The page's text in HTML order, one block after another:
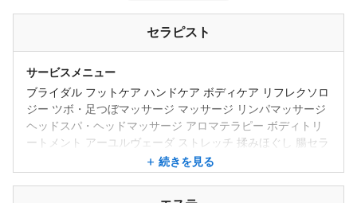
セラピスト
サービスメニュー
ブライダル フットケア ハンドケア ボディケア リフレクソロ
ジー ツボ・足つぼマッサージ マッサージ リンパマッサージ
ヘッドスパ・ヘッドマッサージ アロマテラピー ボディトリ
ートメント アーユルヴェーダ ストレッチ 揉みほぐし 腸セラ
ピー 整体・矯正 フェイシャルエステ
続きを見る